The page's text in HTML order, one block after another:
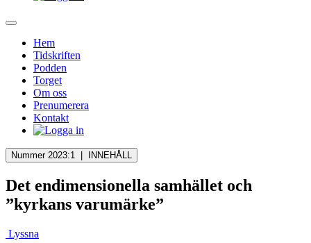
Hem
Tidskriften
Podden
Torget
Om oss
Prenumerera
Kontakt
Nummer 2023:1 | INNEHÅLL
Det endimensionella samhället och
”kyrkans varumärke”
Lyssna